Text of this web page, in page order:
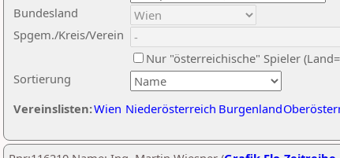
Sortierung
Bundesland
Spgem./Kreis/Verein
Nur "österreichische" Spieler
Vereinslisten:Wien Niederösterreich Burgenland